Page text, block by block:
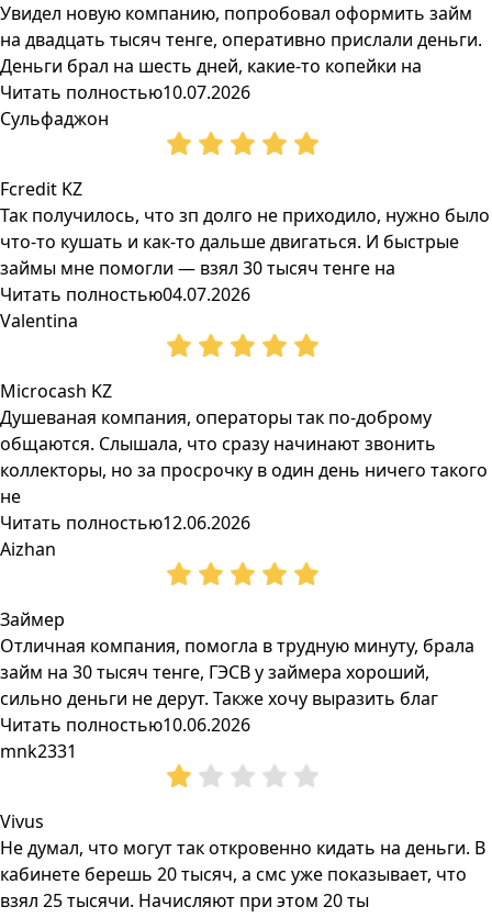
Увидел новую компанию, попробовал оформить займ
на двадцать тысяч тенге, оперативно прислали деньги.
Деньги брал на шесть дней, какие-то копейки на
Читать полностью10.07.2026
Сульфаджон
Fcredit KZ
Так получилось, что зп долго не приходило, нужно было
что-то кушать и как-то дальше двигаться. И быстрые
займы мне помогли — взял 30 тысяч тенге на
Читать полностью04.07.2026
Valentina
Microcash KZ
Душеваная компания, операторы так по-доброму
общаются. Слышала, что сразу начинают звонить
коллекторы, но за просрочку в один день ничего такого
не
Читать полностью12.06.2026
Aizhan
Займер
Отличная компания, помогла в трудную минуту, брала
займ на 30 тысяч тенге, ГЭСВ у займера хороший,
сильно деньги не дерут. Также хочу выразить благ
Читать полностью10.06.2026
mnk2331
Vivus
Не думал, что могут так откровенно кидать на деньги. В
кабинете берешь 20 тысяч, а смс уже показывает, что
взял 25 тысячи. Начисляют при этом 20 ты